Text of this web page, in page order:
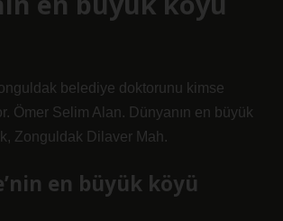
belediye doktorunu kimse
Ömer Selim Alan. Dünyanın en büyük
Zonguldak Dilaver Mah.
en büyük köyü